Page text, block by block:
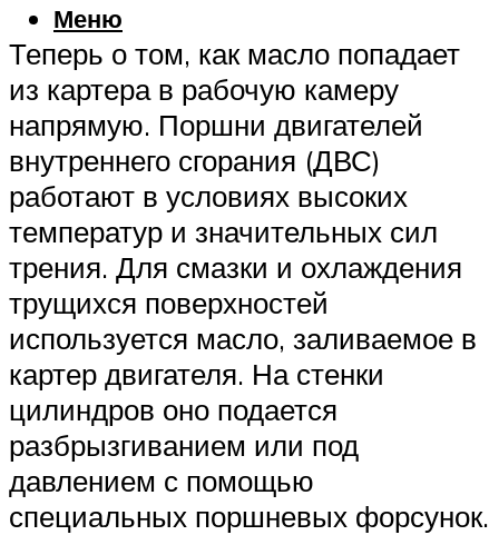
Меню
Теперь о том, как масло попадает
из картера в рабочую камеру
напрямую. Поршни двигателей
внутреннего сгорания (ДВС)
работают в условиях высоких
температур и значительных сил
трения. Для смазки и охлаждения
трущихся поверхностей
используется масло, заливаемое в
картер двигателя. На стенки
цилиндров оно подается
разбрызгиванием или под
давлением с помощью
специальных поршневых форсунок.